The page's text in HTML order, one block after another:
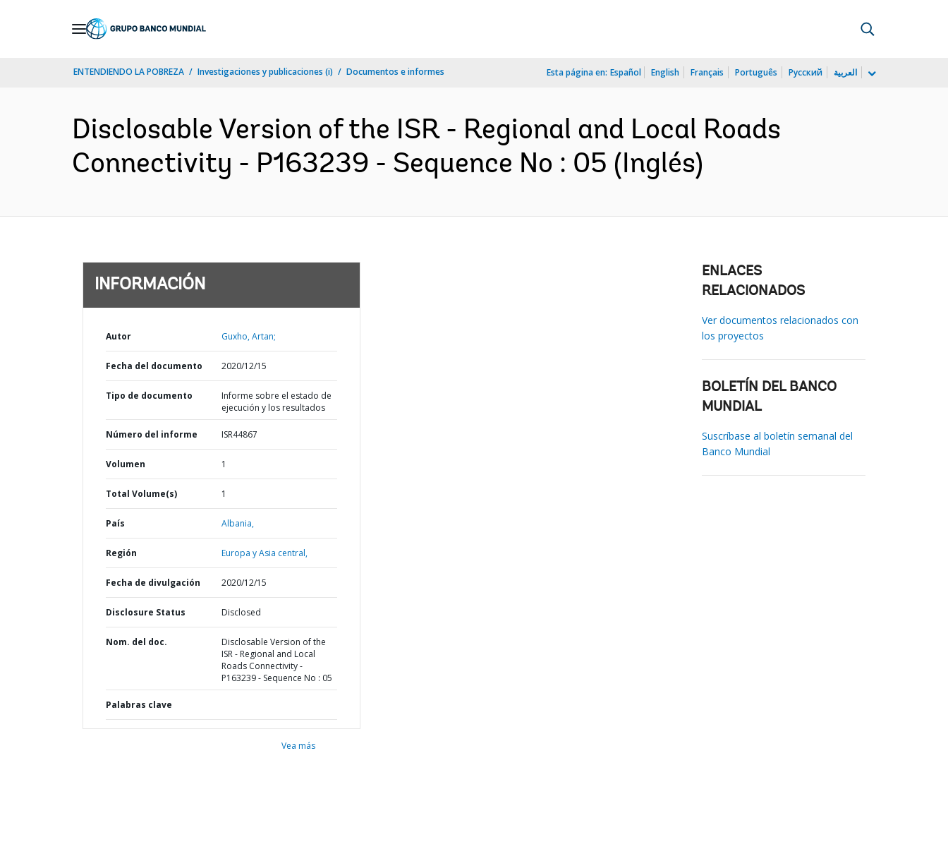
ENTENDIENDO LA POBREZA Investigaciones y publicaciones (i) Documentos e informes Esta página en: Español English Français Português Русский العربية
Disclosable Version of the ISR - Regional and Local Roads
Connectivity - P163239 - Sequence No : 05 (Inglés)
INFORMACIÓN
Autor Guxho, Artan;
Fecha del documento 2020/12/15
Tipo de documento
Informe sobre el estado de
ejecución y los resultados
Número del informe ISR44867
Volumen 1
Total Volume(s) 1
País Albania,
Región Europa y Asia central,
Fecha de divulgación 2020/12/15
Disclosure Status Disclosed
Nom. del doc.
Disclosable Version of the
ISR - Regional and Local
Roads Connectivity -
P163239 - Sequence No : 05
Palabras clave
Vea más
ENLACES
RELACIONADOS
Ver documentos relacionados con
los proyectos
BOLETÍN DEL BANCO
MUNDIAL
Suscríbase al boletín semanal del
Banco Mundial